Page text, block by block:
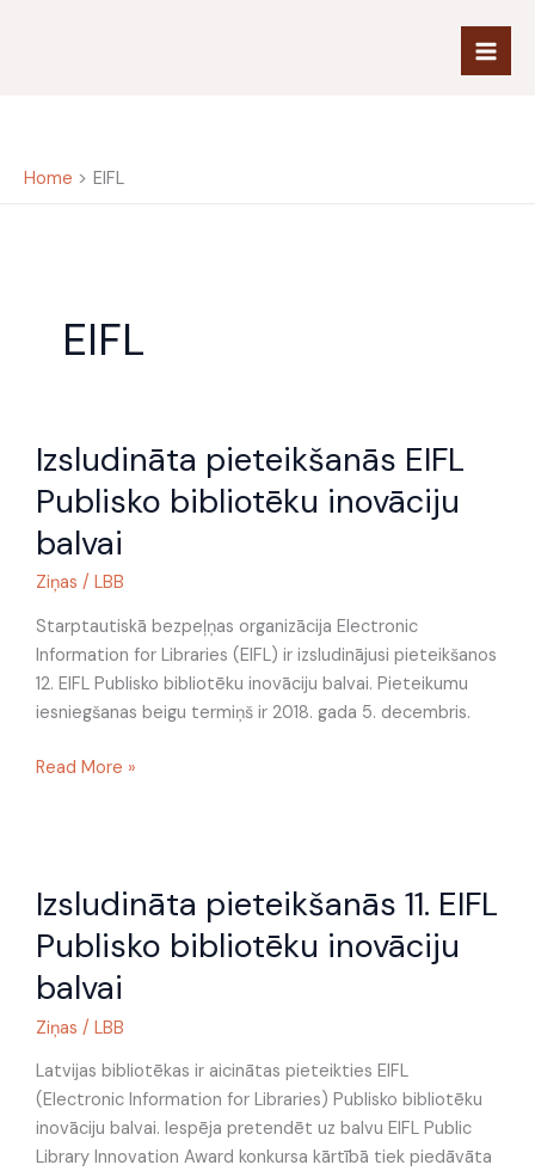
Home EIFL
EIFL
Izsludināta pieteikšanās EIFL
Publisko bibliotēku inovāciju
balvai
Ziņas / LBB
Starptautiskā bezpeļņas organizācija Electronic
Information for Libraries (EIFL) ir izsludinājusi pieteikšanos
12. EIFL Publisko bibliotēku inovāciju balvai. Pieteikumu
iesniegšanas beigu termiņš ir 2018. gada 5. decembris.
pieteikšanās
Publisko
bibliotēku
inovāciju
balvai
Read More »
Izsludināta pieteikšanās 11. EIFL
Publisko bibliotēku inovāciju
balvai
Ziņas / LBB
Latvijas bibliotēkas ir aicinātas pieteikties EIFL
(Electronic Information for Libraries) Publisko bibliotēku
inovāciju balvai. Iespēja pretendēt uz balvu EIFL Public
Library Innovation Award konkursa kārtībā tiek piedāvāta
pieteikšanās
EIFL
Publisko
bibliotēku
inovāciju
balvai